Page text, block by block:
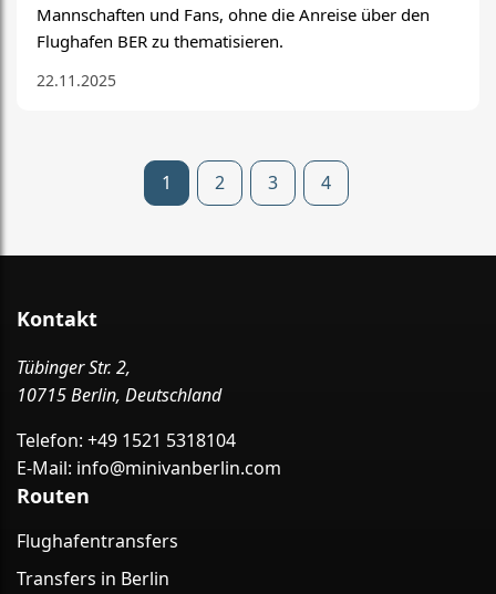
Mannschaften und Fans, ohne die Anreise über den
Flughafen BER zu thematisieren.
22.11.2025
1 2 3 4
Kontakt
Tübinger Str. 2,
10715 Berlin, Deutschland
Telefon: +49 1521 5318104
E-Mail: info@minivanberlin.com
Routen
Flughafentransfers
Transfers in Berlin